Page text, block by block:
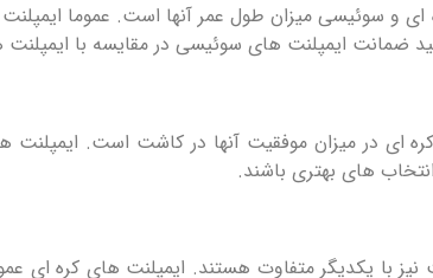
ای و سوئیسی میزان طول عمر آنها است. عموما
ضمانت ایمپلنت های سوئیسی در مقایسه با
ای در میزان موفقیت آنها در کاشت است.
های بهتری باشند.
با یکدیگر متفاوت هستند. ایمپلنت های کره